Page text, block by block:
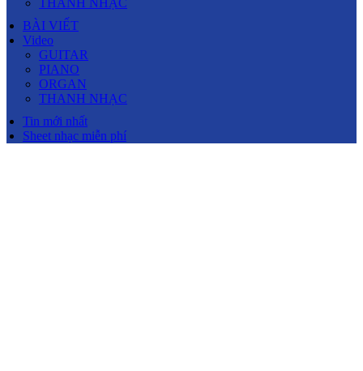
THANH NHẠC
BÀI VIẾT
Video
GUITAR
PIANO
ORGAN
THANH NHẠC
Tin mới nhất
Sheet nhạc miễn phí